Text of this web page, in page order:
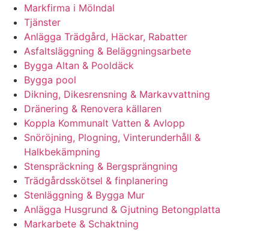
Markfirma i Mölndal
Tjänster
Anlägga Trädgård, Häckar, Rabatter
Asfaltsläggning & Beläggningsarbete
Bygga Altan & Pooldäck
Bygga pool
Dikning, Dikesrensning & Markavvattning
Dränering & Renovera källaren
Koppla Kommunalt Vatten & Avlopp
Snöröjning, Plogning, Vinterunderhåll &
Halkbekämpning
Stenspräckning & Bergsprängning
Trädgårdsskötsel & finplanering
Stenläggning & Bygga Mur
Anlägga Husgrund & Gjutning Betongplatta
Markarbete & Schaktning